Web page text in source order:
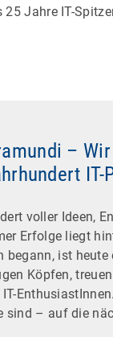
Jahre IT-
–
IT-
voller Ideen,
Erfolge liegt
begann, ist heute
Köpfen,
sind – auf die